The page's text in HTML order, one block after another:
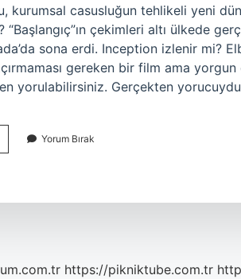
kurumsal casusluğun tehlikeli yeni
çekimleri altı ülkede
sona erdi. Inception izlenir mi?
gereken bir film ama
yorulabilirsiniz. Gerçekten
Yorum Bırak
https://pikniktube.com.tr